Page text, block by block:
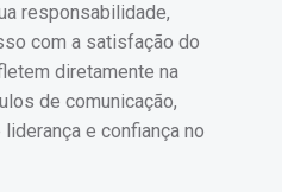
responsabilidade,
com a satisfação do
diretamente na
de comunicação,
e confiança no